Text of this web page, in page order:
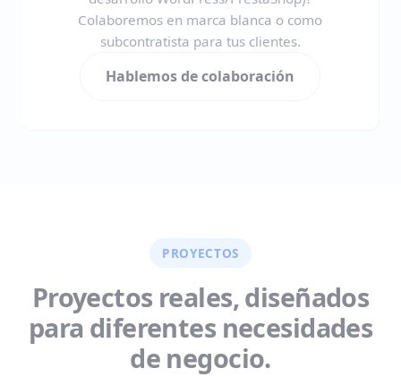
Colaboremos en marca blanca o como
subcontratista para tus clientes.
Hablemos de colaboración
PROYECTOS
Proyectos reales, diseñados
para diferentes necesidades
de negocio.